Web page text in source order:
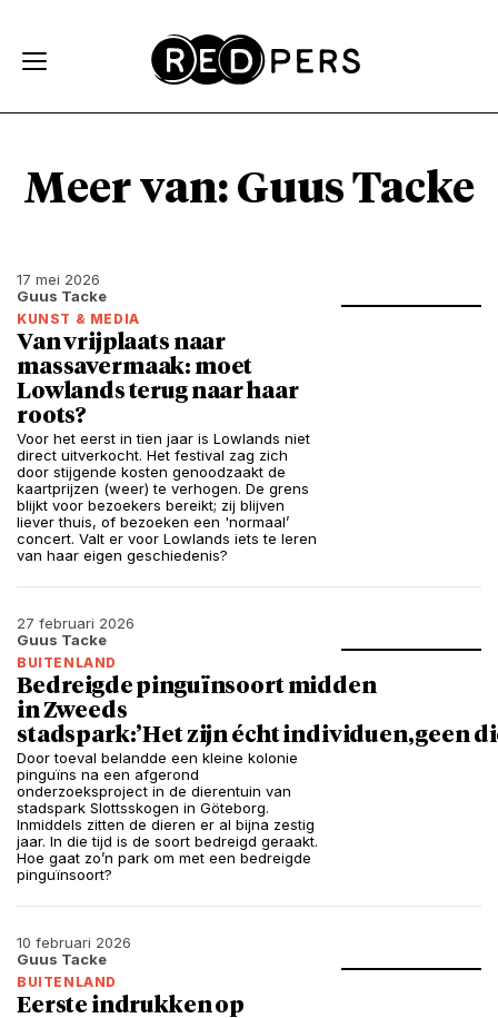
Meer van: Guus Tacke
17 mei 2026
Guus Tacke
KUNST & MEDIA
Van vrijplaats naar
massavermaak: moet
Lowlands terug naar haar
roots?
Voor het eerst in tien jaar is Lowlands niet
direct uitverkocht. Het festival zag zich
door stijgende kosten genoodzaakt de
kaartprijzen (weer) te verhogen. De grens
blijkt voor bezoekers bereikt; zij blijven
liever thuis, of bezoeken een 'normaal’
concert. Valt er voor Lowlands iets te leren
van haar eigen geschiedenis?
27 februari 2026
Guus Tacke
BUITENLAND
Bedreigde pinguïnsoort midden
in Zweeds
stadspark:’Het zijn écht individuen, geen
Door toeval belandde een kleine kolonie
pinguïns na een afgerond
onderzoeksproject in de dierentuin van
stadspark Slottsskogen in Göteborg.
Inmiddels zitten de dieren er al bijna zestig
jaar. In die tijd is de soort bedreigd geraakt.
Hoe gaat zo’n park om met een bedreigde
pinguïnsoort?
10 februari 2026
Guus Tacke
BUITENLAND
Eerste indrukken op